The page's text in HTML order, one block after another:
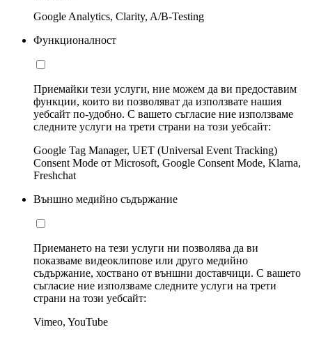
Google Analytics, Clarity, A/B-Testing
Функционалност
Приемайки тези услуги, ние можем да ви предоставим
функции, които ви позволяват да използвате нашия
уебсайт по-удобно. С вашето съгласие ние използваме
следните услуги на трети страни на този уебсайт:
Google Tag Manager, UET (Universal Event Tracking)
Consent Mode от Microsoft, Google Consent Mode, Klarna,
Freshchat
Външно медийно съдържание
Приемането на тези услуги ни позволява да ви
показваме видеоклипове или друго медийно
съдържание, хоствано от външни доставчици. С вашето
съгласие ние използваме следните услуги на трети
страни на този уебсайт:
Vimeo, YouTube